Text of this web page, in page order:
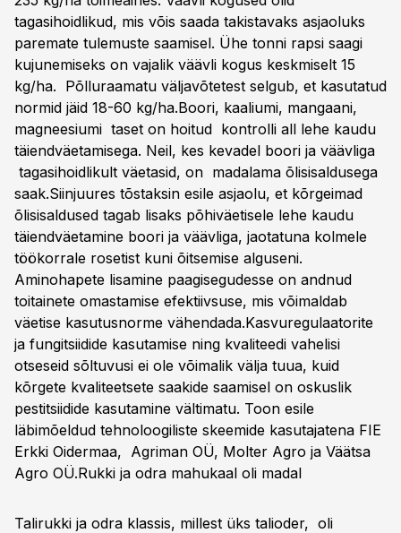
tagasihoidlikud, mis võis saada takistavaks asjaoluks
paremate tulemuste saamisel. Ühe tonni rapsi saagi
kujunemiseks on vajalik väävli kogus keskmiselt 15
kg/ha. Põlluraamatu väljavõtetest selgub, et kasutatud
normid jäid 18-60 kg/ha.Boori, kaaliumi, mangaani,
magneesiumi taset on hoitud kontrolli all lehe kaudu
täiendväetamisega. Neil, kes kevadel boori ja väävliga
tagasihoidlikult väetasid, on madalama õlisisaldusega
saak.Siinjuures tõstaksin esile asjaolu, et kõrgeimad
õlisisaldused tagab lisaks põhiväetisele lehe kaudu
täiendväetamine boori ja väävliga, jaotatuna kolmele
töökorrale rosetist kuni õitsemise alguseni.
Aminohapete lisamine paagisegudesse on andnud
toitainete omastamise efektiivsuse, mis võimaldab
väetise kasutusnorme vähendada.Kasvuregulaatorite
ja fungitsiidide kasutamise ning kvaliteedi vahelisi
otseseid sõltuvusi ei ole võimalik välja tuua, kuid
kõrgete kvaliteetsete saakide saamisel on oskuslik
pestitsiidide kasutamine vältimatu. Toon esile
läbimõeldud tehnoloogiliste skeemide kasutajatena FIE
Erkki Oidermaa, Agriman OÜ, Molter Agro ja Väätsa
Agro OÜ.Rukki ja odra mahukaal oli madal
Talirukki ja odra klassis, millest üks talioder, oli